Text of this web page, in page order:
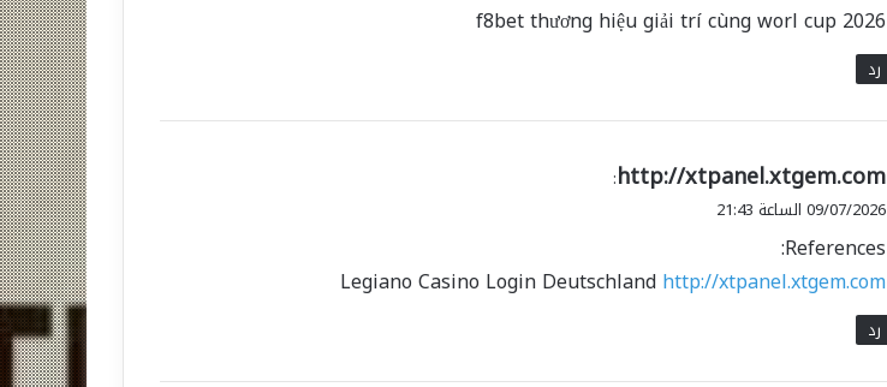
ل
f8bet thương hiệu giải trí cùng worl cup 2026
رد
ي
ق
ل
http://xtpanel.xtgem.com
:
09/07/2026 الساعة 21:43
References:
Legiano Casino Login Deutschlandhttp://xtpanel.xtgem.com
رد